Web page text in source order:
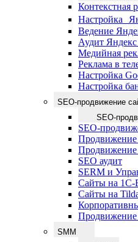
Контекстная
Настройка
Ведение
Аудит
Медийная
Реклама в
Настройка
Настройка
SEO-продвижение
SEO-
SEO-
Продвижение
Продвижение
SEO аудит
SERM и
Сайты на 1С-
Сайты на
Продвижение
SMM